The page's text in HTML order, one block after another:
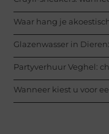
Waar hang je
Glazenwasser in
Partyverhuur Veghel:
Wanneer kiest u voor